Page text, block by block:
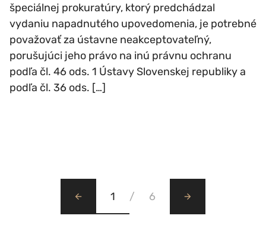
špeciálnej prokuratúry, ktorý predchádzal
vydaniu napadnutého upovedomenia, je potrebné
považovať za ústavne neakceptovateľný,
porušujúci jeho právo na inú právnu ochranu
podľa čl. 46 ods. 1 Ústavy Slovenskej republiky a
podľa čl. 36 ods. […]
1 / 6